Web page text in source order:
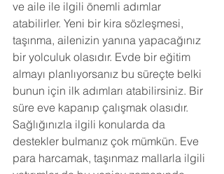
ve aile ile ilgili önemli adımlar
atabilirler. Yeni bir kira sözleşmesi,
taşınma, ailenizin yanına yapacağınız
bir yolculuk olasıdır. Evde bir eğitim
almayı planlıyorsanız bu süreçte belki
bunun için ilk adımları atabilirsiniz. Bir
süre eve kapanıp çalışmak olasıdır.
Sağlığınızla ilgili konularda da
destekler bulmanız çok mümkün. Eve
para harcamak, taşınmaz mallarla ilgili